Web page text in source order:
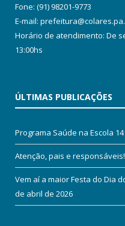
Fone: (91) 98201-9773
E-mail:
Horário de atendimento: De
13:00hs
ÚLTIMAS PUBLICAÇÕES
Programa Saúde na Escola
Atenção, pais e responsáveis!
Vem aí a maior Festa do Dia
de abril de 2026